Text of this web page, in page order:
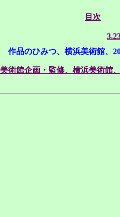
目次
品のひみつ、横浜美術館、
館企画・監修、横浜美術館、